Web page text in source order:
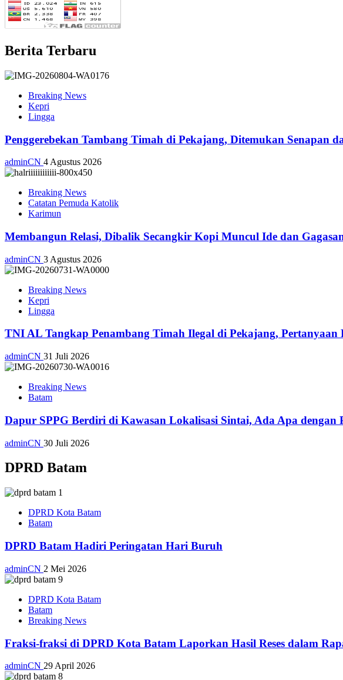
Berita Terbaru
Breaking News
Kepri
Lingga
Penggerebekan Tambang Timah di Pekajang, Ditemukan Senapan
adminCN 4 Agustus 2026
Breaking News
Catatan Pemuda Katolik
Karimun
Membangun Relasi, Dibalik Secangkir Kopi Muncul Ide dan
adminCN 3 Agustus 2026
Breaking News
Kepri
Lingga
TNI AL Tangkap Penambang Timah Ilegal di Pekajang,
adminCN 31 Juli 2026
Breaking News
Batam
Dapur SPPG Berdiri di Kawasan Lokalisasi Sintai, Ada Apa dengan
adminCN 30 Juli 2026
DPRD Batam
DPRD Kota Batam
Batam
DPRD Batam Hadiri Peringatan Hari Buruh
adminCN 2 Mei 2026
DPRD Kota Batam
Batam
Breaking News
Fraksi-fraksi di DPRD Kota Batam Laporkan Hasil Reses dalam
adminCN 29 April 2026